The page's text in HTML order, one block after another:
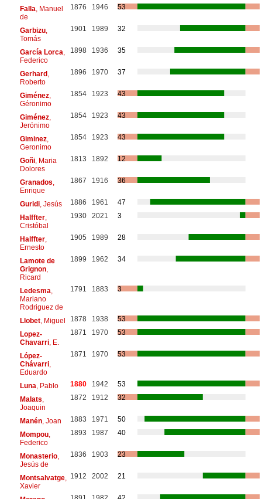
Falla , Manuel
de
1876 1946 53
Garbizu,
Tomás
1901 1989 32
García Lorca
Federico
1898 1936 35
Gerhard,
Roberto
1896 1970 37
Giménez,
Géronimo
1854 1923 43
Giménez,
Jerónimo
1854 1923 43
Giminez,
Geronimo
1854 1923 43
Goñi, Maria
Dolores
1813 1892 12
Granados
Enrique
1867 1916 36
Guridi, Jesús 1886 1961
47
Halffter,
Cristóbal
1930 2021 3
Halffter,
Ernesto
1905 1989 28
Lamote de
Grignon,
Ricard
1899 1962 34
Ledesma
Mariano
Rodriguez de
1791 1883 3
Llobet, Miguel 1878 1938
53
Lopez-
Chavarri, E.
1871 1970 53
López-
Chávarri,
Eduardo
1871 1970 53
Luna , Pablo 1880 1942
53
Malats
Joaquin
1872 1912 32
Manén, Joan 1883 1971
50
Mompou,
Federico
1893 1987 40
Monasterio,
Jesús de
1836 1903 23
Montsalvatge,
Xavier
1912 2002 21